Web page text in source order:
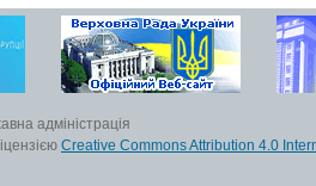
адміністрація
Creative Commons Attribution 4.0